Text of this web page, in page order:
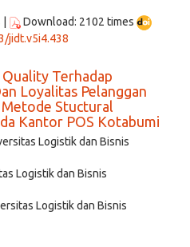
Download: 2102 times
jidt.v5i4.438
Terhadap
Loyalitas Pelanggan
Stuctural
Kantor POS Kotabumi
Logistik dan Bisnis
Logistik dan Bisnis
Logistik dan Bisnis